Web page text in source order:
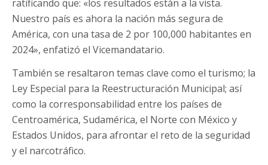
ratificando que: «los resultados están a la vista.
Nuestro país es ahora la nación más segura de
América, con una tasa de 2 por 100,000 habitantes en
2024», enfatizó el Vicemandatario.
También se resaltaron temas clave como el turismo; la
Ley Especial para la Reestructuración Municipal; así
como la corresponsabilidad entre los países de
Centroamérica, Sudamérica, el Norte con México y
Estados Unidos, para afrontar el reto de la seguridad
y el narcotráfico.